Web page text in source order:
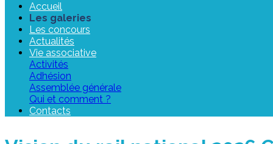
Accueil
Les galeries
Les concours
Actualités
Vie associative
Activités
Adhésion
Assemblée générale
Qui et comment ?
Contacts